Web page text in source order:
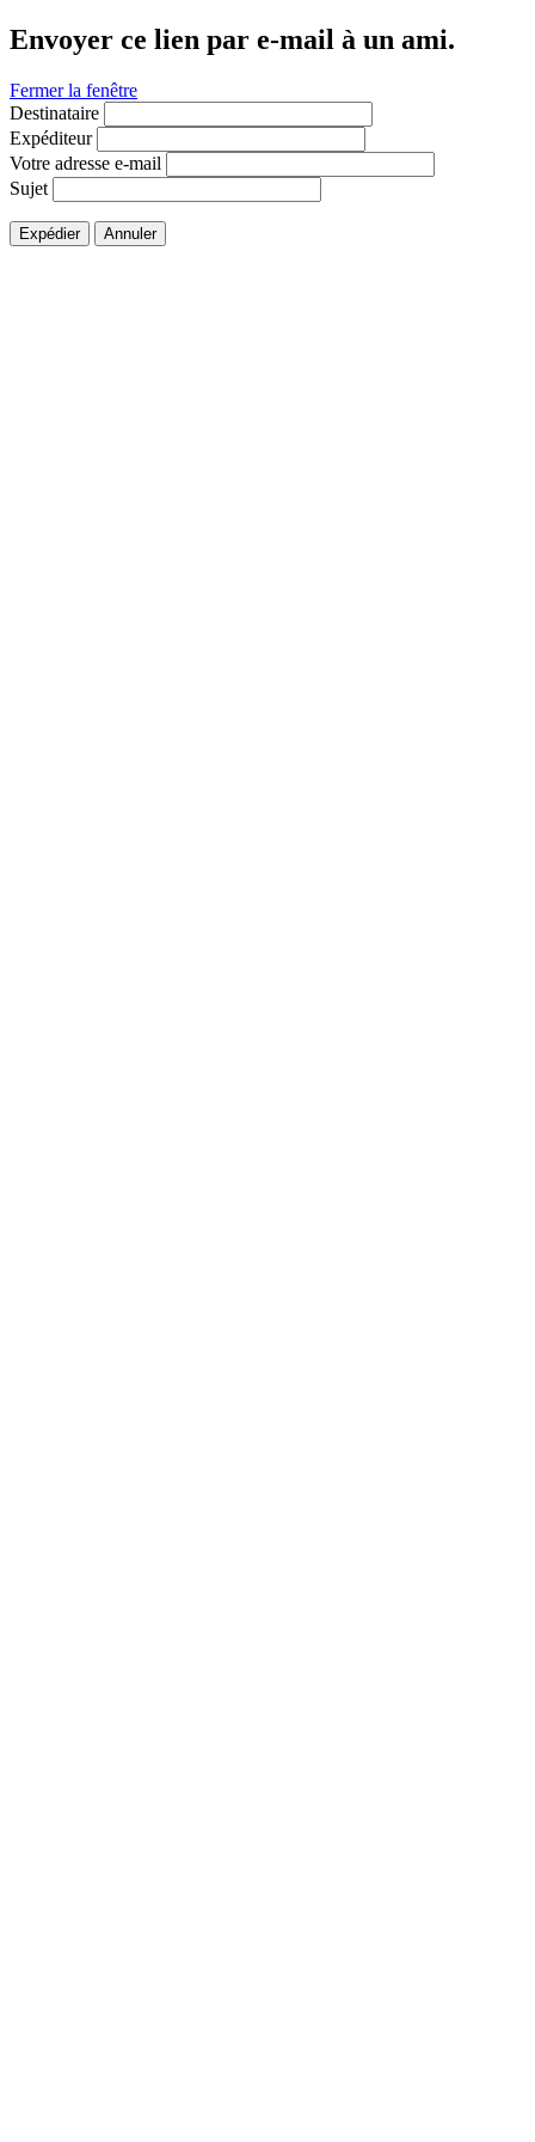
Envoyer ce lien par e-mail à un ami.
Fermer la fenêtre
Destinataire
Expéditeur
Votre adresse e-mail
Sujet
Expédier Annuler